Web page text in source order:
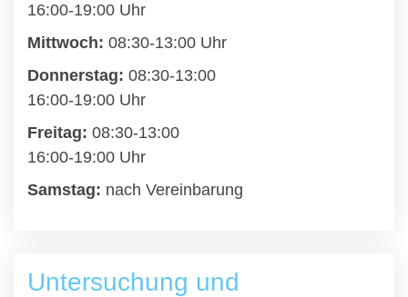
16:00-19:00 Uhr
Mittwoch: 08:30-13:00 Uhr
Donnerstag: 08:30-13:00
16:00-19:00 Uhr
Freitag: 08:30-13:00
16:00-19:00 Uhr
Samstag: nach Vereinbarung
Untersuchung und